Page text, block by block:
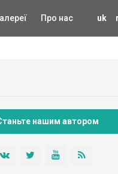
uk
Про нас
нашим автором